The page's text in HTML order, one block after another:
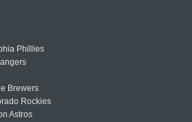
Phillies
Brewers
Rockies
Astros